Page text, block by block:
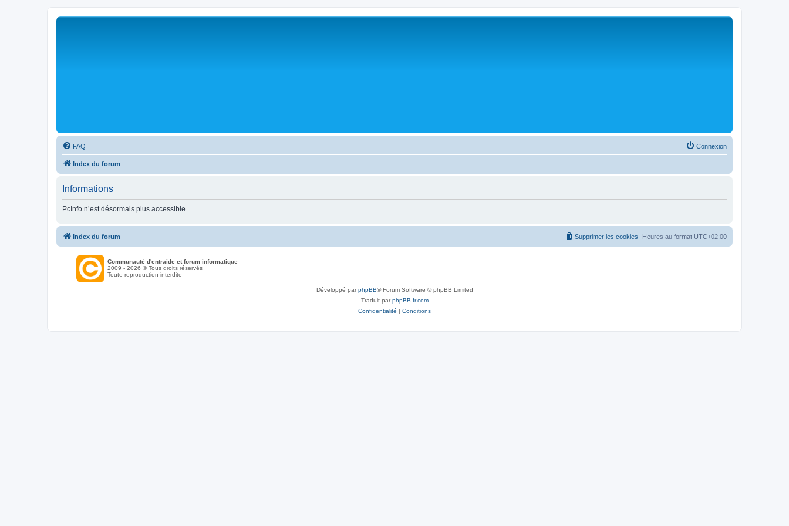
FAQ Connexion
Index du forum
Informations
PcInfo n’est désormais plus accessible.
Index du forum Heures au format UTC+02:00
Supprimer les cookies
Communauté d'entraide et forum informatique
2009 - 2026 © Tous droits réservés
Toute reproduction interdite
Développé parphpBB® Forum Software © phpBB Limited
Traduit parphpBB-fr.com
Confidentialité | Conditions